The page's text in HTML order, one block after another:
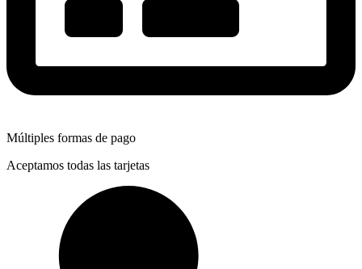
Múltiples formas de pago
Aceptamos todas las tarjetas